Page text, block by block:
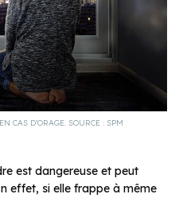
CAS D’ORAGE. SOURCE : SPM
est dangereuse et peut
effet, si elle frappe à même